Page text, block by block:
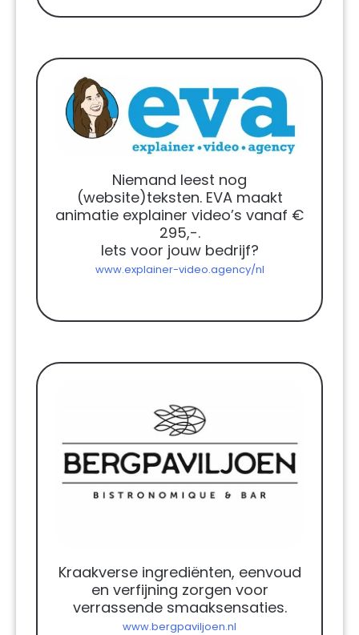
Niemand leest nog
(website)teksten. EVA maakt
animatie explainer video’s vanaf €
295,-.
Iets voor jouw bedrijf?
www.explainer-video.agency/nl
Kraakverse ingrediënten, eenvoud
en verfijning zorgen voor
verrassende smaaksensaties.
www.bergpaviljoen.nl